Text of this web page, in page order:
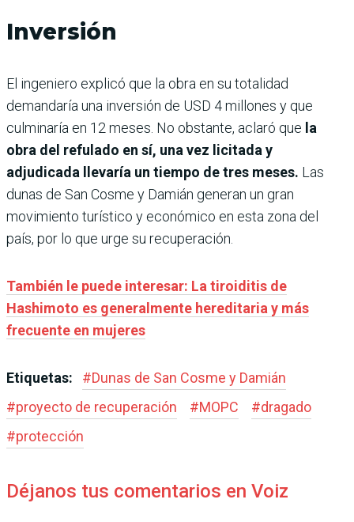
Inversión
El ingeniero explicó que la obra en su totalidad
demandaría una inversión de USD 4 millones y que
culminaría en 12 meses. No obstante, aclaró que la
obra del refulado en sí, una vez licitada y
adjudicada llevaría un tiempo de tres meses. Las
dunas de San Cosme y Damián generan un gran
movimiento turístico y económico en esta zona del
país, por lo que urge su recuperación.
También le puede interesar: La tiroiditis de
Hashimoto es generalmente hereditaria y más
frecuente en mujeres
Etiquetas: #Dunas de San Cosme y Damián
#proyecto de recuperación #MOPC #dragado
#protección
Déjanos tus comentarios en Voiz